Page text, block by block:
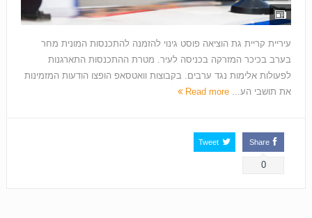
עיריית קריית גת הוציאה פוסט גינוי להזמנה להתכנסות המונית מחר
בערב בכיכר המזרקה בכניסה לעיר. מטרת ההתכנסות התארגנות
לפעולות אלימות נגד ערבים. בקבוצות וואטסאפ הופצו הודעות המזמינות
את תושבי הע... Read more
Share
0
Tweet